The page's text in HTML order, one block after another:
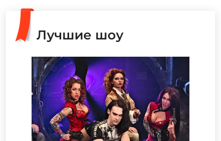
Лучшие шоу